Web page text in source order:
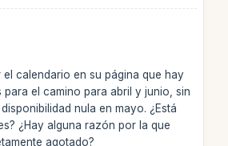
calendario en su página que hay
para el camino para abril y junio, sin
nula en mayo. ¿Está
¿Hay alguna razón por la que
agotado?